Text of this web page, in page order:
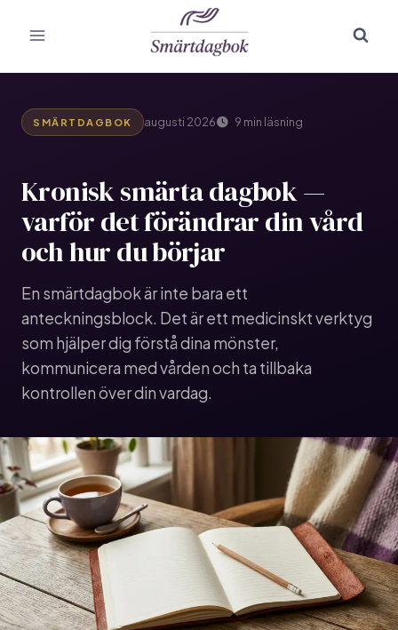
SMÄRTDAGBOK augusti 2026 9 min läsning
Kronisk smärta dagbok —
varför det förändrar din vård
och hur du börjar
En smärtdagbok är inte bara ett
anteckningsblock. Det är ett medicinskt verktyg
som hjälper dig förstå dina mönster,
kommunicera med vården och ta tillbaka
kontrollen över din vardag.